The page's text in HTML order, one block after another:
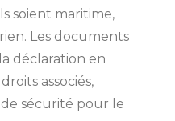
soient maritime,
Les documents
déclaration en
associés,
sécurité pour le